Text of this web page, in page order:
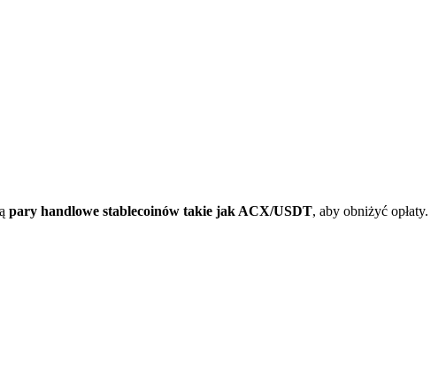
pary handlowe stablecoinów takie jak ACX/USDT, aby obniżyć opłaty.